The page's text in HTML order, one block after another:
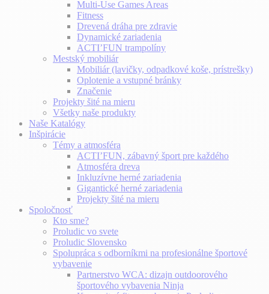
Multi-Use Games Areas
Fitness
Drevená dráha pre zdravie
Dynamické zariadenia
ACTI’FUN trampolíny
Mestský mobiliár
Mobiliár (lavičky, odpadkové koše, prístrešky)
Oplotenie a vstupné bránky
Značenie
Projekty šité na mieru
Všetky naše produkty
Naše Katalógy
Inšpirácie
Témy a atmosféra
ACTI’FUN, zábavný šport pre každého
Atmosféra dreva
Inkluzívne herné zariadenia
Gigantické herné zariadenia
Projekty šité na mieru
Spoločnosť
Kto sme?
Proludic vo svete
Proludic Slovensko
Spolupráca s odborníkmi na profesionálne športové
vybavenie
Partnerstvo WCA: dizajn outdoorového
športového vybavenia Ninja